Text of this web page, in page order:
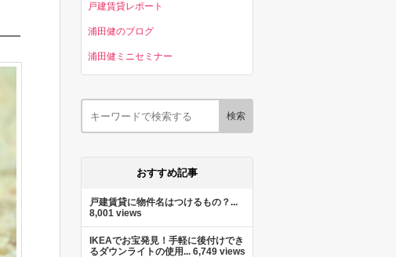
戸建賃貸レポート
浦田健のブログ
浦田健ミニセミナー
おすすめ記事
戸建賃貸に物件名はつけるもの？...
8,001 views
IKEAでお宝発見！手軽に後付けでき
るダウンライトの使用... 6,749 views